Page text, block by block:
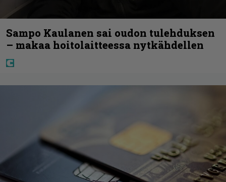
Sampo Kaulanen sai oudon tulehduksen
– makaa hoitolaitteessa nytkähdellen